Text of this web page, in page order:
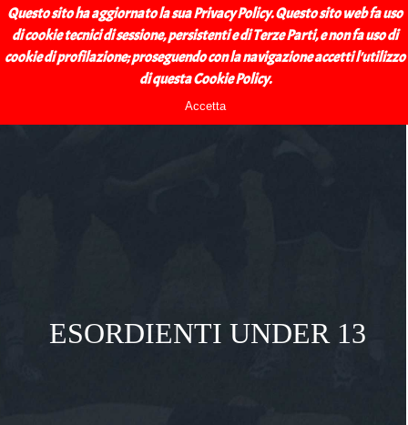
Questo sito ha aggiornato la sua Privacy Policy. Questo sito web fa uso
di cookie tecnici di sessione, persistenti e di Terze Parti, e non fa uso di
cookie di profilazione; proseguendo con la navigazione accetti l'utilizzo
di questa Cookie Policy.
Accetta
Vai ai contenutiBAGNACAVALLO
CALCIO A.S.D.
Salta menù
Esordienti Under 13
ESORDIENTI UNDER 13